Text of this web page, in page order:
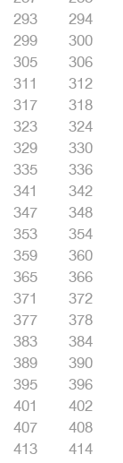
293
294
299
300
305
306
311
312
317
318
323
324
329
330
335
336
341
342
347
348
353
354
359
360
365
366
371
372
377
378
383
384
389
390
395
396
401
402
407
408
413
414